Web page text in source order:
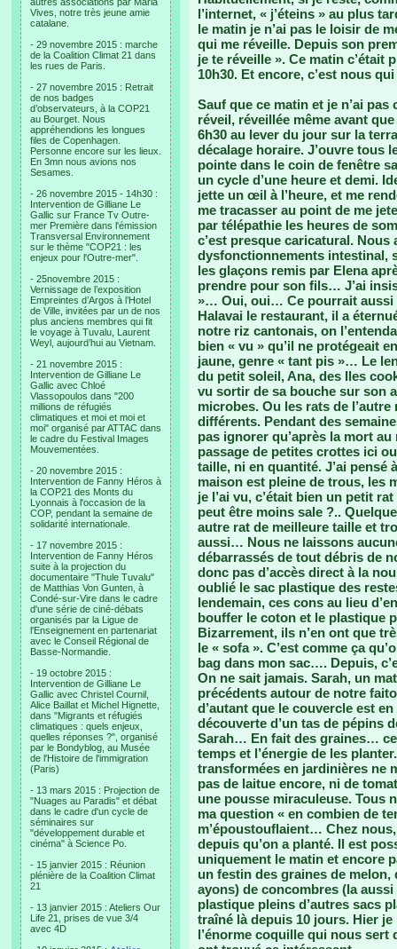
Vives, notre très jeune amie
catalane.
- 29 novembre 2015 : marche
de la Coalition Climat 21 dans
les rues de Paris.
- 27 novembre 2015 : Retrait
de nos badges
d’observateurs, à la COP21
au Bourget. Nous
appréhendions les longues
files de Copenhagen.
Personne encore sur les lieux.
En 3mn nous avions nos
Sesames.
- 26 novembre 2015 - 14h30 :
Intervention de Gilliane Le
Gallic sur France Tv Outre-
mer Première dans l'émission
Transversal Environnement
sur le thème "COP21 : les
enjeux pour l'Outre-mer".
- 25novembre 2015 :
Vernissage de l’exposition
Empreintes d’Argos à l’Hotel
de Ville, invitées par un de nos
plus anciens membres qui fit
le voyage à Tuvalu, Laurent
Weyl, aujourd’hui au Vietnam.
- 21 novembre 2015 :
Intervention de Gilliane Le
Gallic avec Chloé
Vlassopoulos dans "200
millions de réfugiés
climatiques et moi et moi et
moi" organisé par ATTAC dans
le cadre du Festival Images
Mouvementées.
- 20 novembre 2015 :
Intervention de Fanny Héros à
la COP21 des Monts du
Lyonnais à l'occasion de la
COP, pendant la semaine de
solidarité internationale.
- 17 novembre 2015 :
Intervention de Fanny Héros
suite à la projection du
documentaire "Thule Tuvalu"
de Matthias Von Gunten, à
Condé-sur-Vire dans le cadre
d'une série de ciné-débats
organisés par la Ligue de
l'Enseignement en partenariat
avec le Conseil Régional de
Basse-Normandie.
- 19 octobre 2015 :
Intervention de Gilliane Le
Gallic avec Christel Cournil,
Alice Baillat et Michel Hignette,
dans "Migrants et réfugiés
climatiques : quels enjeux,
quelles réponses ?", organisé
par le Bondyblog, au Musée
de l'Histoire de l'immigration
(Paris)
- 13 mars 2015 : Projection de
"Nuages au Paradis" et débat
dans le cadre d'un cycle de
séminaires sur
"développement durable et
cinéma" à Science Po.
- 15 janvier 2015 : Réunion
plénière de la Coalition Climat
21
- 13 janvier 2015 : Ateliers Our
Life 21, prises de vue 3/4
avec 4D
l’internet, « j’éteins » au plus
le matin je n’ai pas le loisir de
qui me réveille. Depuis son
je te réveille ». Ce matin c’était
10h30. Et encore, c’est nous
Sauf que ce matin et je n’ai
réveil, réveillée même avant
6h30 au lever du jour sur la
décalage horaire. J’ouvre tous
pointe dans le coin de fenêtre
un cycle d’une heure et demi.
jette un œil à l’heure, et me
me tracasser au point de me
par télépathie les heures de
c’est presque caricatural.
dysfonctionnements intestinal,
les glaçons remis par Elena
prendre pour son fils… J’ai
»… Oui, oui… Ce pourrait aussi
Halavai le restaurant, il a
notre riz cantonais, on
bien « vu » qu’il ne protégeait
jaune, genre « tant pis »… Le
du petit soleil, Ana, des Iles
vu sortir de sa bouche sur son
microbes. Ou les rats de
différents. Pendant des
pas ignorer qu’après la mort
passage de petites crottes ici
taille, ni en quantité. J’ai
maison est pleine de trous, les
je l’ai vu, c’était bien un petit
peut être moins sale ?..
autre rat de meilleure taille et
aussi… Nous ne laissons
débarrassés de tout débris de
donc pas d’accès direct à la
oublié le sac plastique des
lendemain, ces cons au lieu
bouffer le coton et le plastique
Bizarrement, ils n’en ont que
le « sofa ». C’est comme ça
bag dans mon sac…. Depuis,
On ne sait jamais. Sarah, un
précédents autour de notre
d’autant que le couvercle est
découverte d’un tas de pépins
Sarah… En fait des graines…
temps et l’énergie de les
transformées en jardinières ne
pas de laitue encore, ni de
une pousse miraculeuse. Tous
ma question « en combien de
m’époustouflaient… Chez
depuis qu’on a planté. Il est
uniquement le matin et encore
un festin des graines de
ayons) de concombres (la
plastique pleins d’autres sacs
traîné là depuis 10 jours. Hier
l’énorme coquille qui nous sert